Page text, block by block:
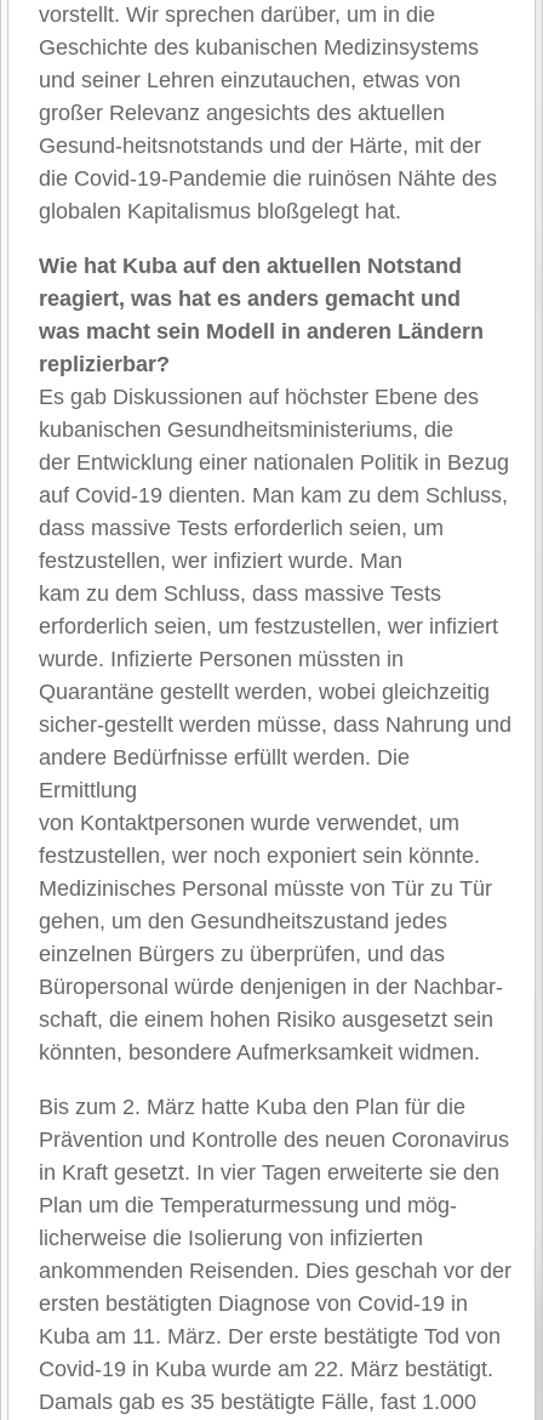
vorstellt. Wir sprechen darüber, um in die
Geschichte des kubanischen Medizinsystems
und seiner Lehren einzutauchen, etwas von
großer Relevanz angesichts des aktuellen
Gesund-heitsnotstands und der Härte, mit der
die Covid-19-Pandemie die ruinösen Nähte des
globalen Kapitalismus bloßgelegt hat.
Wie hat Kuba auf den aktuellen Notstand
reagiert, was hat es anders gemacht und
was macht sein Modell in anderen Ländern
replizierbar?
Es gab Diskussionen auf höchster Ebene des
kubanischen Gesundheitsministeriums, die
der Entwicklung einer nationalen Politik in Bezug
auf Covid-19 dienten. Man kam zu dem Schluss,
dass massive Tests erforderlich seien, um
festzustellen, wer infiziert wurde. Man
kam zu dem Schluss, dass massive Tests
erforderlich seien, um festzustellen, wer infiziert
wurde. Infizierte Personen müssten in
Quarantäne gestellt werden, wobei gleichzeitig
sicher-gestellt werden müsse, dass Nahrung und
andere Bedürfnisse erfüllt werden. Die
Ermittlung
von Kontaktpersonen wurde verwendet, um
festzustellen, wer noch exponiert sein könnte.
Medizinisches Personal müsste von Tür zu Tür
gehen, um den Gesundheitszustand jedes
einzelnen Bürgers zu überprüfen, und das
Büropersonal würde denjenigen in der Nachbar-
schaft, die einem hohen Risiko ausgesetzt sein
könnten, besondere Aufmerksamkeit widmen.
Bis zum 2. März hatte Kuba den Plan für die
Prävention und Kontrolle des neuen Coronavirus
in Kraft gesetzt. In vier Tagen erweiterte sie den
Plan um die Temperaturmessung und mög-
licherweise die Isolierung von infizierten
ankommenden Reisenden. Dies geschah vor der
ersten bestätigten Diagnose von Covid-19 in
Kuba am 11. März. Der erste bestätigte Tod von
Covid-19 in Kuba wurde am 22. März bestätigt.
Damals gab es 35 bestätigte Fälle, fast 1.000